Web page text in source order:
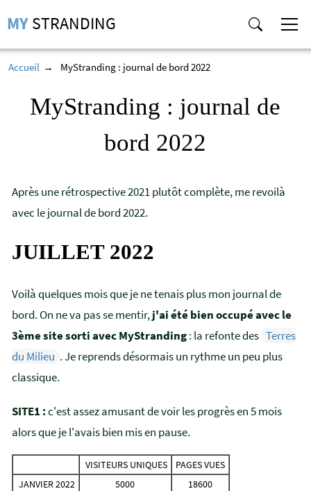
MY STRANDING
Accueil MyStranding : journal de bord 2022
MyStranding : journal de
bord 2022
Après une rétrospective 2021 plutôt complète, me revoilà
avec le journal de bord 2022.
JUILLET 2022
Voilà quelques mois que je ne tenais plus mon journal de
bord. On ne va pas se mentir,j'ai été bien occupé avec le
3ème site sorti avec MyStranding: la refonte des Terres
du Milieu . Je reprends désormais un rythme un peu plus
classique.
SITE1 :c'est assez amusant de voir les progrès en 5 mois
alors que je l'avais bien mis en pause.
VISITEURS UNIQUES
PAGES VUES
JANVIER 2022
5000
18600